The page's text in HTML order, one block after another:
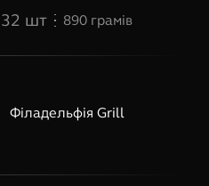
32 шт 890 грамів
Філадельфія Grill